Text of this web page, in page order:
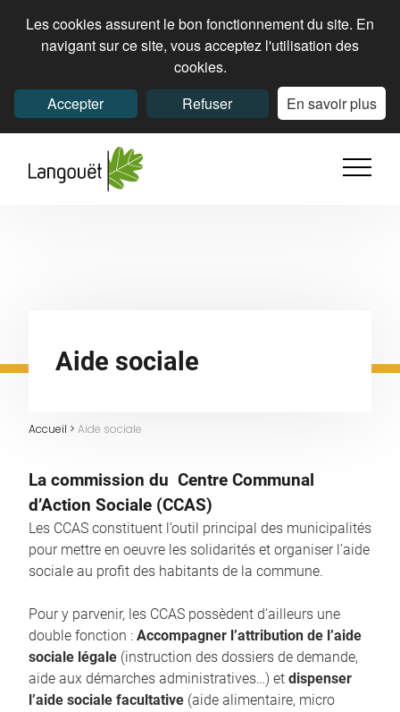
Les cookies assurent le bon fonctionnement du site. En
navigant sur ce site, vous acceptez l'utilisation des
cookies.
Accepter
Refuser En savoir plus
Aide sociale
Accueil > Aide sociale
La commission du Centre Communal
d’Action Sociale (CCAS)
Les CCAS constituent l’outil principal des municipalités
pour mettre en oeuvre les solidarités et organiser l’aide
sociale au profit des habitants de la commune.
Pour y parvenir, les CCAS possèdent d’ailleurs une
double fonction : Accompagner l’attribution de l’aide
sociale légale (instruction des dossiers de demande,
aide aux démarches administratives…) et dispenser
l’aide sociale facultative (aide alimentaire, micro